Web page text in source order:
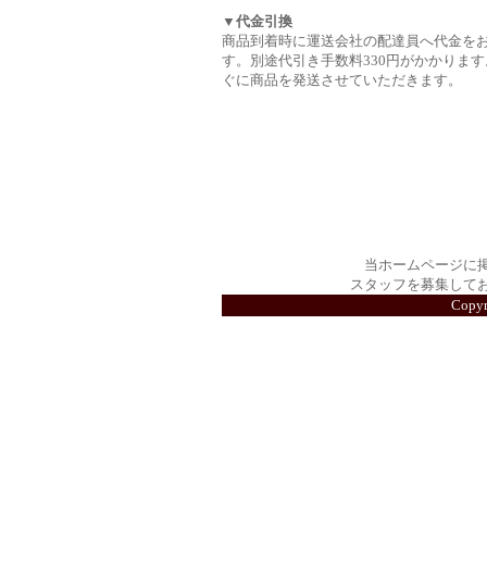
▼代金引換
商品到着時に運送会社の配達員へ代金を
す。別途代引き手数料330円がかかりま
ぐに商品を発送させていただきます。
当ホームページに
スタッフを募集して